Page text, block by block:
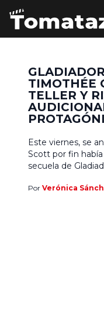
TIMOTHÉE
TELLER Y
Este viernes, se
Scott por fin
secuela de
Variety, el actor
Por Verónica